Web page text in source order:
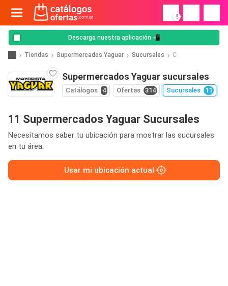
!
Descarga nuestra aplicación 📲
Tiendas Supermercados Yaguar Sucursales C
Supermercados Yaguar sucursales
Catálogos 4 Ofertas 314 Sucursales 11
11 Supermercados Yaguar Sucursales
Necesitamos saber tu ubicación para mostrar las sucursales
en tu área.
Usar mi ubicación actual